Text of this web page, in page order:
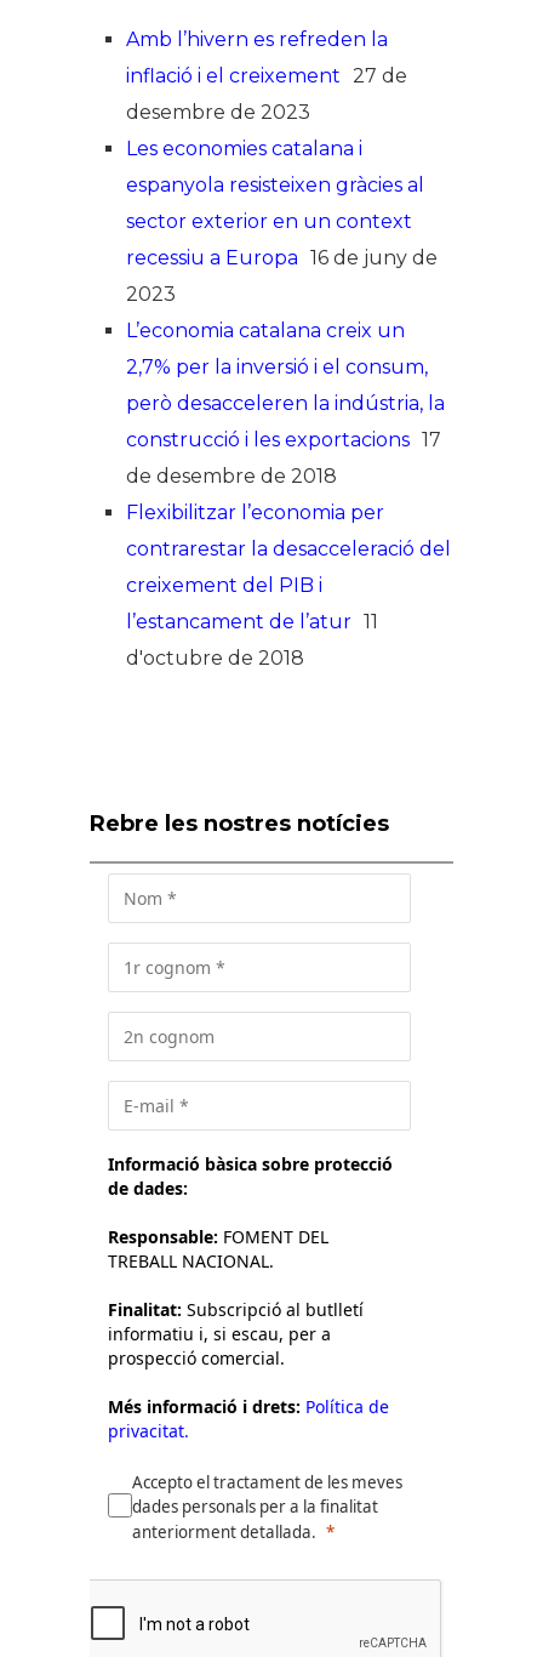
Amb l’hivern es refreden la
inflació i el creixement 27 de
desembre de 2023
Les economies catalana i
espanyola resisteixen gràcies al
sector exterior en un context
recessiu a Europa 16 de juny de
2023
L’economia catalana creix un
2,7% per la inversió i el consum,
però desacceleren la indústria, la
construcció i les exportacions 17
de desembre de 2018
Flexibilitzar l’economia per
contrarestar la desacceleració del
creixement del PIB i
l’estancament de l’atur 11
d'octubre de 2018
Rebre les nostres notícies
Informació bàsica sobre protecció
de dades:
Responsable: FOMENT DEL
TREBALL NACIONAL.
Finalitat: Subscripció al butlletí
informatiu i, si escau, per a
prospecció comercial.
Més informació i drets: Política de
privacitat.
Accepto el tractament de les meves
dades personals per a la finalitat
anteriorment detallada.